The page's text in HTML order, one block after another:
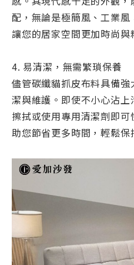
配，無論是極簡風、工業
讓您的居家空間更加時尚與
4. 易清潔，無需繁瑣保養
儘管碳纖貓抓皮布料具備
潔與維護。即使不小心沾
擦拭或使用專用清潔劑即
助您節省更多時間，輕鬆保